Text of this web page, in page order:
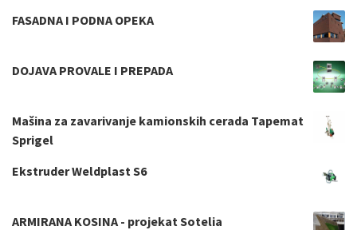
FASADNA I PODNA OPEKA
DOJAVA PROVALE I PREPADA
Mašina za zavarivanje kamionskih cerada Tapemat
Sprigel
Ekstruder Weldplast S6
ARMIRANA KOSINA - projekat Sotelia